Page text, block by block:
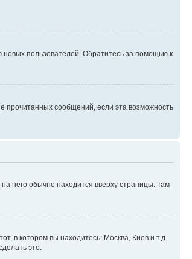
пользователей. Обратитесь за помощью к
прочитанных сообщений, если эта возможность
на него обычно находится вверху страницы. Там
в котором вы находитесь: Москва, Киев и т.д.
это.